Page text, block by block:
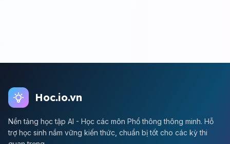
Hoc.io.vn
Nền tảng học tập AI - Học các môn Phổ thông thông minh. Hỗ
trợ học sinh nắm vững kiến thức, chuẩn bị tốt cho các kỳ thi